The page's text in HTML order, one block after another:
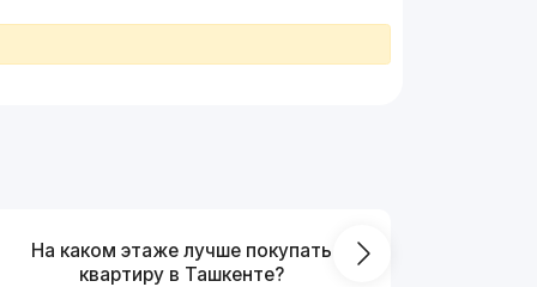
На каком этаже лучше покупать
квартиру в Ташкенте?